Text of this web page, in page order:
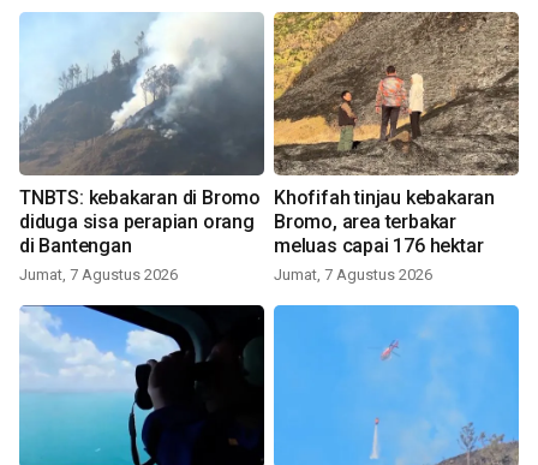
TNBTS: kebakaran di Bromo
diduga sisa perapian orang
di Bantengan
Jumat, 7 Agustus 2026
Khofifah tinjau kebakaran
Bromo, area terbakar
meluas capai 176 hektar
Jumat, 7 Agustus 2026